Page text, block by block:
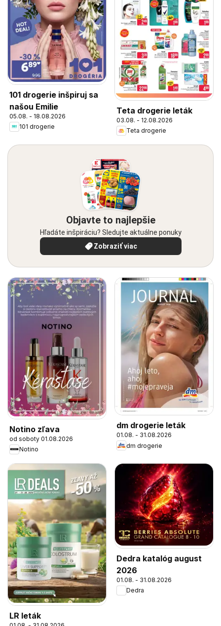
101 drogerie inšpiruj sa
našou Emilie
05.08. - 18.08.2026
101 drogerie
Teta drogerie leták
03.08. - 12.08.2026
Teta drogerie
Objavte to najlepšie
Hľadáte inšpiráciu? Sledujte aktuálne ponuky
Zobraziť viac
Notino zľava
od soboty 01.08.2026
Notino
dm drogerie leták
01.08. - 31.08.2026
dm drogerie
LR leták
Dedra katalóg august
2026
01.08. - 31.08.2026
Dedra